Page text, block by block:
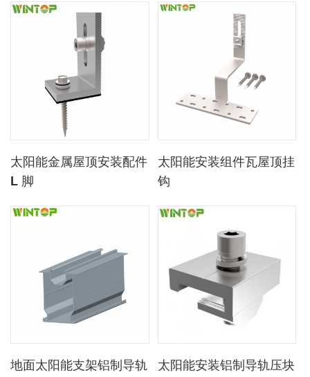
太阳能金属屋顶安装配件
L 脚
太阳能安装组件瓦屋顶挂
钩
地面太阳能支架铝制导轨 太阳能安装铝制导轨压块